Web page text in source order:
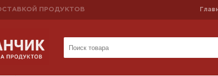
ПРОДУКТОВ